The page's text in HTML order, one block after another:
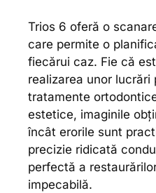
Trios 6 oferă o
care permite o
fiecărui caz. Fie că
realizarea unor
tratamente
estetice, imaginile
încât erorile sunt
precizie ridicată
perfectă a
impecabilă.